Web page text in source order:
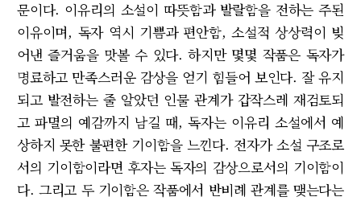
문이다. 이유리의 소설이 따뜻함과 발랄함을 전하는 주된
이유이며, 독자 역시 기쁨과 편안함, 소설적 상상력이 빚
어낸 즐거움을 맛볼 수 있다. 하지만 몇몇 작품은 독자가
명료하고 만족스러운 감상을 얻기 힘들어 보인다. 잘 유지
되고 발전하는 줄 알았던 인물 관계가 갑작스레 재검토되
고 파멸의 예감까지 남길 때, 독자는 이유리 소설에서 예
상하지 못한 불편한 기이함을 느낀다. 전자가 소설 구조로
서의 기이함이라면 후자는 독자의 감상으로서의 기이함이
다. 그리고 두 기이함은 작품에서 반비례 관계를 맺는다는